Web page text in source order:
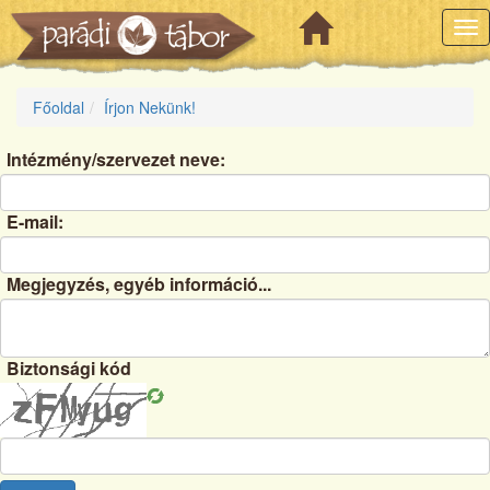
Főoldal Írjon Nekünk!
Intézmény/szervezet neve:
E-mail:
Megjegyzés, egyéb információ...
Biztonsági kód